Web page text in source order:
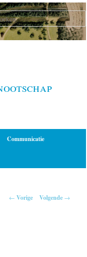
Communicatie
← Vorige Volgende →